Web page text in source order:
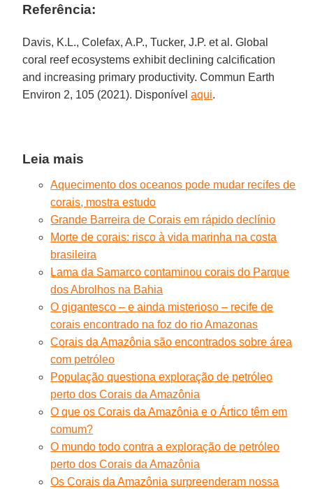
Referência:
Davis, K.L., Colefax, A.P., Tucker, J.P. et al. Global
coral reef ecosystems exhibit declining calcification
and increasing primary productivity. Commun Earth
Environ 2, 105 (2021). Disponívelaqui.
Leia mais
Aquecimento dos oceanos pode mudar recifes de
corais, mostra estudo
Grande Barreira de Corais em rápido declínio
Morte de corais: risco à vida marinha na costa
brasileira
Lama da Samarco contaminou corais do Parque
dos Abrolhos na Bahia
O gigantesco – e ainda misterioso – recife de
corais encontrado na foz do rio Amazonas
Corais da Amazônia são encontrados sobre área
com petróleo
População questiona exploração de petróleo
perto dos Corais da Amazônia
O que os Corais da Amazônia e o Ártico têm em
comum?
O mundo todo contra a exploração de petróleo
perto dos Corais da Amazônia
Os Corais da Amazônia surpreenderam nossa